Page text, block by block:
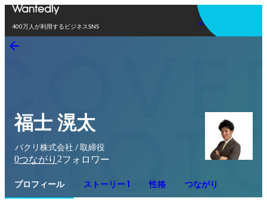
400万人が利用するビジネスSNS
アプリを使う
福士 滉太
バクリ株式会社 / 取締役
0つながり 2フォロワー
プロフィール ストーリー 1 性格 つながり